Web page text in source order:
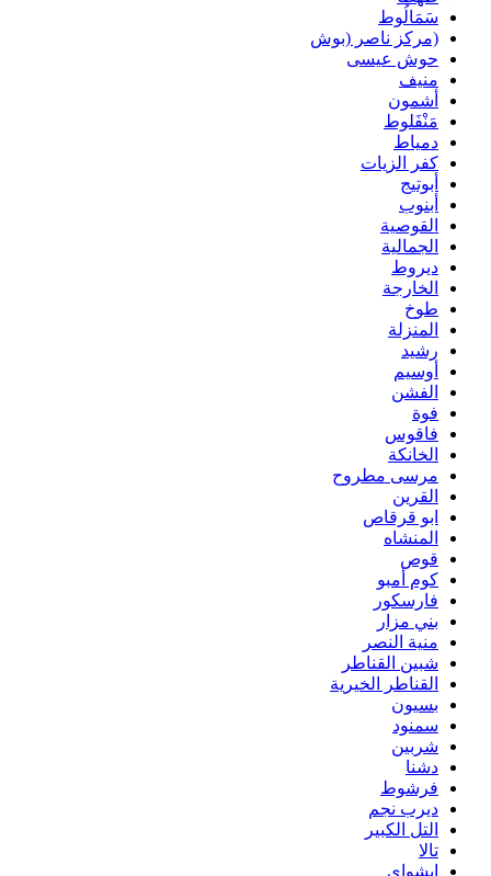
سَمَالُوط
(مركز ناصر (بوش
حوش عيسى
منيف
أشمون
مَنْفَلوط
دمياط
كفر الزيات
أبوتيج
أبنوب
القوصية
الجمالية
ديروط
الخارجة
طوخ
المنزلة
رشيد
أوسيم
الفشن
فوة
فاقوس
الخانكة
مرسى مطروح
القرين
ابو قرقاص
المنشاه
قوص
كوم أمبو
فارسكور
بني مزار
منية النصر
شبين القناطر
القناطر الخيرية
بسيون
سمنود
شربين
دشنا
فرشوط
ديرب نجم
التل الكبير
تالا
ابشواى